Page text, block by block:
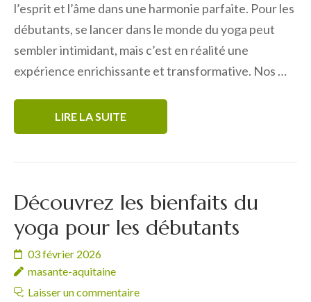
l’esprit et l’âme dans une harmonie parfaite. Pour les
débutants, se lancer dans le monde du yoga peut
sembler intimidant, mais c’est en réalité une
expérience enrichissante et transformative. Nos …
LIRE LA SUITE
Découvrez les bienfaits du
yoga pour les débutants
03 février 2026
masante-aquitaine
Laisser un commentaire